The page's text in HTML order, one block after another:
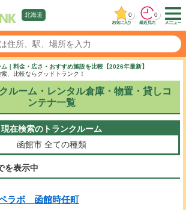
北海道 0 0
｜料金・広さ・おすすめ施設を比較【2026年最新】
、比較ならグッドトランク！
ルーム・レンタル倉庫・物置・貸しコ
ンテナ一覧
現在検索のトランクルーム
函館市 全ての種類
を表示中
ラボ 函館時任町